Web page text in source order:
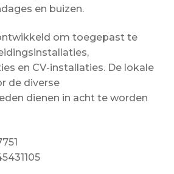
en buizen.
om toegepast te
en CV-installaties. De lokale
de diverse
dienen in acht te worden